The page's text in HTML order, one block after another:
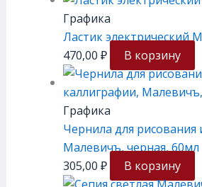
Графика
Ластик электрический
470,00 ₽ В корзину
Графика
Чернила для рисования
Малевичъ, черная, 60мл
305,00 ₽ В корзину